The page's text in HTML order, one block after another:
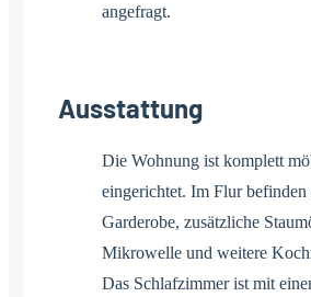
angefragt.
Ausstattung
Die Wohnung ist komplett
eingerichtet. Im Flur befinden
Garderobe, zusätzliche
Mikrowelle und weitere
Das Schlafzimmer ist mit